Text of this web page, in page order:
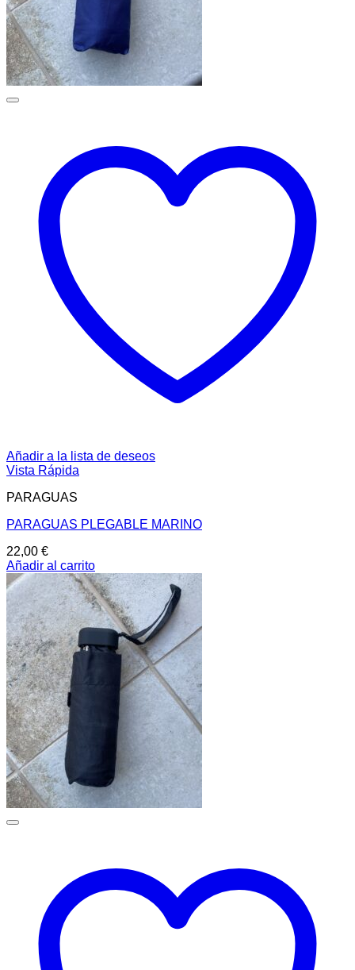
Añadir a la lista de deseos
Vista Rápida
PARAGUAS
PARAGUAS PLEGABLE MARINO
22,00 €
Añadir al carrito